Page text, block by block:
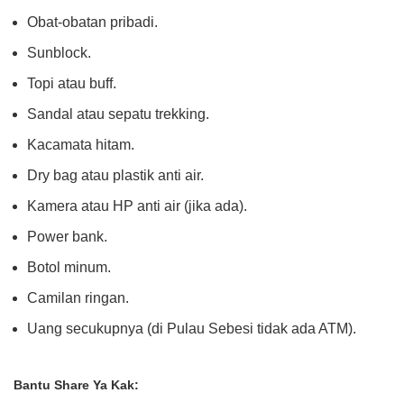
Obat-obatan pribadi.
Sunblock.
Topi atau buff.
Sandal atau sepatu trekking.
Kacamata hitam.
Dry bag atau plastik anti air.
Kamera atau HP anti air (jika ada).
Power bank.
Botol minum.
Camilan ringan.
Uang secukupnya (di Pulau Sebesi tidak ada ATM).
Bantu Share Ya Kak: